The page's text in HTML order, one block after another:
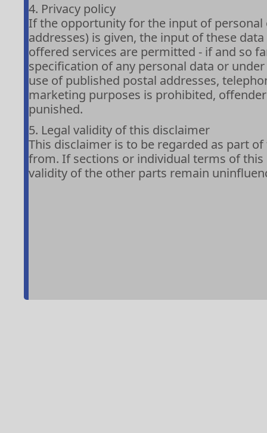
4. Privacy policy
If the opportunity for the input of personal
addresses) is given, the input of these
offered services are permitted - if and so
specification of any personal data or
use of published postal addresses,
marketing purposes is prohibited,
punished.
5. Legal validity of this disclaimer
This disclaimer is to be regarded as part
from. If sections or individual terms of
validity of the other parts remain